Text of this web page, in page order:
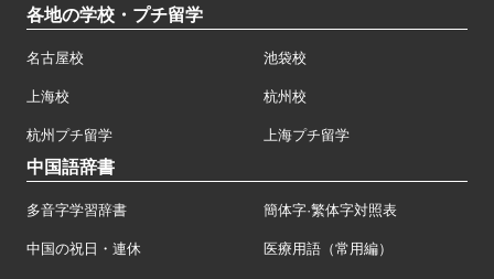
各地の学校・プチ留学
名古屋校 池袋校
上海校 杭州校
杭州プチ留学 上海プチ留学
中国語辞書
多音字学習辞書 簡体字·繁体字対照表
中国の祝日・連休 医療用語（常用編）